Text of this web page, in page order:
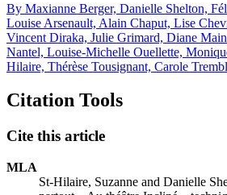
By Maxianne Berger, Danielle Shelton,
Louise Arsenault, Alain Chaput, Lise
Vincent Diraka, Julie Grimard, Diane
Nantel, Louise-Michelle Ouellette,
Hilaire, Thérèse Tousignant, Carole
Citation Tools
Cite this article
MLA
St-Hilaire, Suzanne and Danielle